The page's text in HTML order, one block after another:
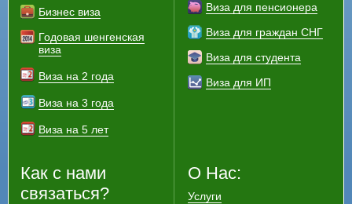
Бизнес виза
Годовая шенгенская
виза
Виза на 2 года
Виза на 3 года
Виза на 5 лет
Виза для пенсионера
Виза для граждан СНГ
Виза для студента
Виза для ИП
Как с нами
связаться?
О Нас:
Услуги